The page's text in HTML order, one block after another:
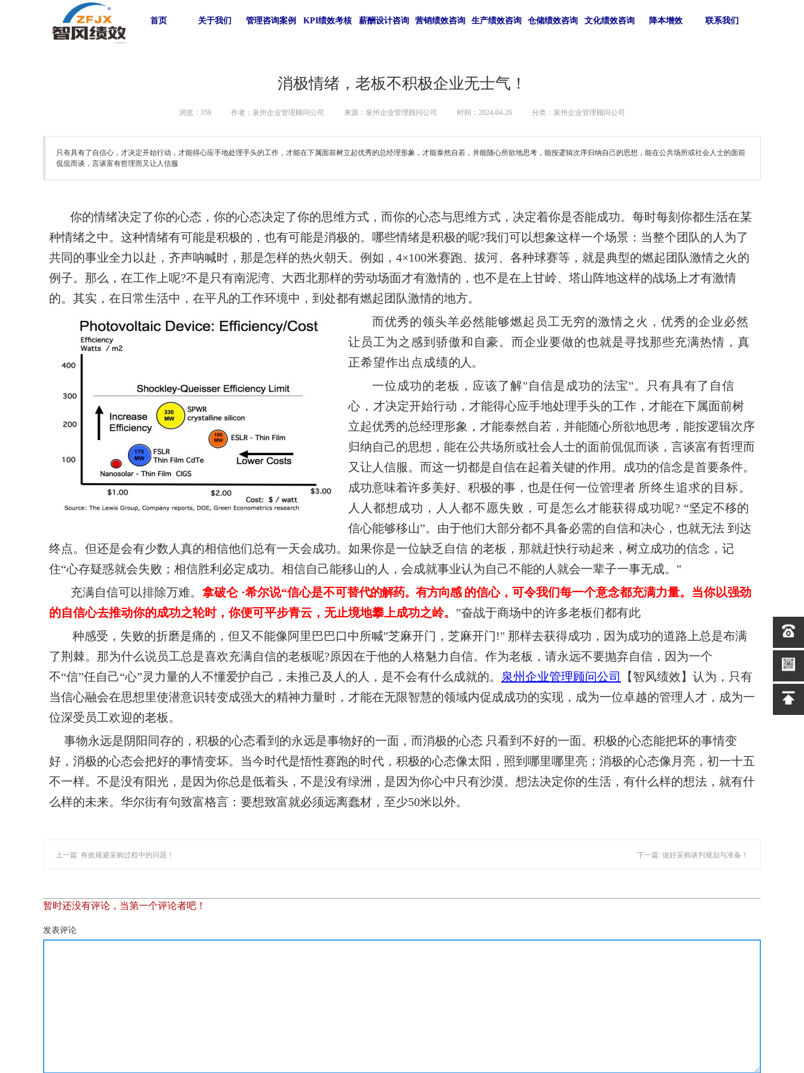
首页 关于我们 管理咨询案例 KPI绩效考核 薪酬设计咨询 营销绩效咨询 生产绩效咨询 仓储绩效咨询 文化绩效咨询 降本增效 联系我们
消极情绪，老板不积极企业无士气！
浏览： 359 作者：泉州企业管理顾问公司 来源：泉州企业管理顾问公司 时间：2024-04-26 分类：泉州企业管理顾问公司
只有具有了自信心，才决定开始行动，才能得心应手地处理手头的工作，才能在下属面前树立起优秀的总经理形象，才能泰然自若，并能随心所欲地思考，能按逻辑次序归纳自己的思想，能在公共场所或社会人士的面前
侃侃而谈，言谈富有哲理而又让人信服
你的情绪决定了你的心态，你的心态决定了你的思维方式，而你的心态与思维方式，决定着你是否能成功。每时每刻你都生活在某
种情绪之中。这种情绪有可能是积极的，也有可能是消极的。哪些情绪是积极的呢?我们可以想象这样一个场景：当整个团队的人为了
共同的事业全力以赴，齐声呐喊时，那是怎样的热火朝天。例如，4×100米赛跑、拔河、各种球赛等，就是典型的燃起团队激情之火的
例子。那么，在工作上呢?不是只有南泥湾、大西北那样的劳动场面才有激情的，也不是在上甘岭、塔山阵地这样的战场上才有激情
的。其实，在日 常生活中，在平凡的工作环境中，到处都有燃起团队激情的地方。
而优秀的领头羊必然能够燃起员工无穷的激情之火，优秀的企业必然
让员工为之感到骄傲和自豪。而企业要做的也就是寻找那些充满热情，真
正希望作出点成绩的人。
一位成功的老板，应该了解"自信是成功的法宝"。只有具有了自信
心， 才决定开始行动，才能得心应手地处理手头的工作，才能在下属面前树
立起优秀的总经理形象，才能泰然自若，并能随心所欲地思考，能按逻辑次序
归纳自己的思想，能在公共场所或社会人士的面前侃侃而谈，言谈富有哲理而
又让人信服。而这一切都是自信在起着关键的作用。 成功的信念是首要条件。
成功意味着许多美好、积极的事，也是任何一位管理者 所终生追求的目标。
人人都想成功，人人都不愿失败，可是怎么才能获得成功呢? “坚定不移的
信心能够移山”。由于他们大部分都不具备必需的自信和决心，也就无法 到达
终点。但还是会有少数人真的相信他们总有一天会成功。如果你是一位缺乏自信 的老板，那就赶快行动起来，树立成功的信念，记
住“心存疑惑就会失败；相信胜利必定成功。相信自己能移山的人，会成就事业认为自己不能的人就会一辈子一事无成。"
充满自信可以排除万难。 拿破仑 ·希尔说“信心是不可替代的解药。有方向感的信心，可令我们每一个意念都充满力量。当你以强劲
的自信心去推动你的成功之轮时，你便可平步青云，无止境地攀上成功之岭。 ”奋战于商场中的许多老板们都有此
种感受，失败的折磨是痛的，但又不能像阿里巴巴口中所喊"芝麻开门，芝麻开门!" 那样去获得成功，因为成功的道路上总是布满
了荆棘。那为什么说员工总是喜欢充满自信的老板呢?原因在于他的人格魅力自信。 作为老板，请永远不要抛弃自信，因为一个
不“信”任自己“心”灵力量的人不懂爱护自己，未推己及人的人，是不会有什么成就的。 泉州企业管理顾问公司 【智风绩效】认为， 只有
当信心融会在思想里使潜意识转变成强大的精神力量时，才能在无限智慧的领域内促成成功的实现，成为一位卓越的管理人才，成为一
位深受员工欢迎的老板。
事物永远是阴阳同存的，积极的心态看到的永远是事物好的一面，而消极的心态 只看到不好的一面。积极的心态能把坏的事情变
好，消极的心态会把好的事情变坏。当今时代是悟性赛跑的时代，积极的心态像太阳，照到哪里哪里亮；消极的心态像月亮，初一十五
不一样。不是没有阳光，是因为你总是低着头，不是没有绿洲，是因为你心中只有沙漠。想法决定你的生活，有什么样的想法，就有什
么样的未来。华尔街有句致富格言：要想致富就必须远离蠢材，至少50米以外。
上一篇: 有效规避采购过程中的问题！ 下一篇: 做好采购谈判规划与准备！
暂时还没有评论，当第一个评论者吧！
发表评论